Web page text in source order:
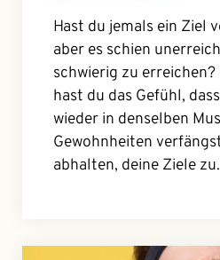
Hast du jemals ein Ziel
aber es schien
schwierig zu
hast du das Gefühl,
wieder in denselben
Gewohnheiten
abhalten, deine Ziele